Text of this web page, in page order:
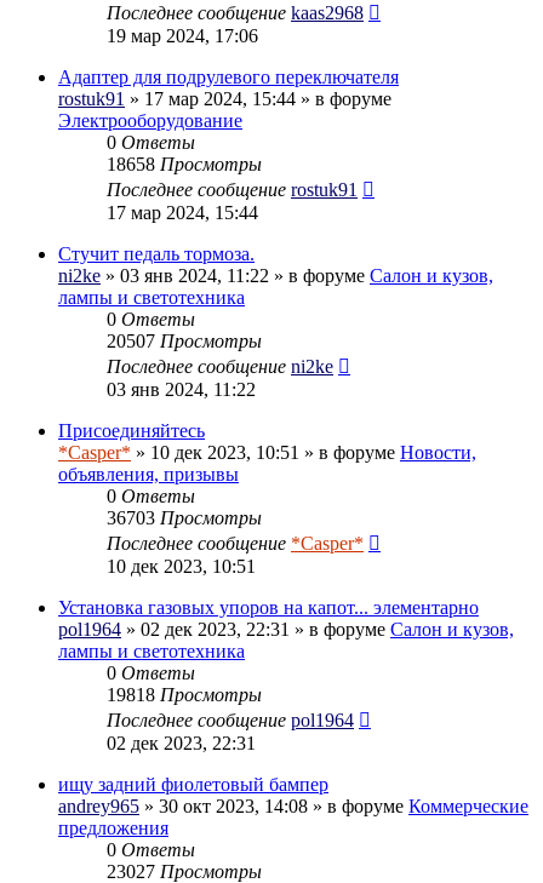
Последнее сообщение kaas2968
19 мар 2024, 17:06
Адаптер для подрулевого переключателя
rostuk91 » 17 мар 2024, 15:44 » в форуме
Электрооборудование
0 Ответы
18658 Просмотры
Последнее сообщение rostuk91
17 мар 2024, 15:44
Стучит педаль тормоза.
ni2ke » 03 янв 2024, 11:22 » в форуме Салон и кузов,
лампы и светотехника
0 Ответы
20507 Просмотры
Последнее сообщение ni2ke
03 янв 2024, 11:22
Присоединяйтесь
*Casper* » 10 дек 2023, 10:51 » в форуме Новости,
объявления, призывы
0 Ответы
36703 Просмотры
Последнее сообщение *Casper*
10 дек 2023, 10:51
Установка газовых упоров на капот... элементарно
pol1964 » 02 дек 2023, 22:31 » в форуме Салон и кузов,
лампы и светотехника
0 Ответы
19818 Просмотры
Последнее сообщение pol1964
02 дек 2023, 22:31
ищу задний фиолетовый бампер
andrey965 » 30 окт 2023, 14:08 » в форуме Коммерческие
предложения
0 Ответы
23027 Просмотры